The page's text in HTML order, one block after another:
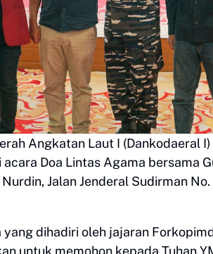
Angkatan Laut I (Dankodaeral
acara Doa Lintas Agama bersama
Jalan Jenderal Sudirman
dihadiri oleh jajaran
untuk memohon kepada Tuhan